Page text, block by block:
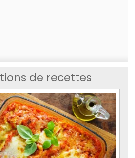
de recettes